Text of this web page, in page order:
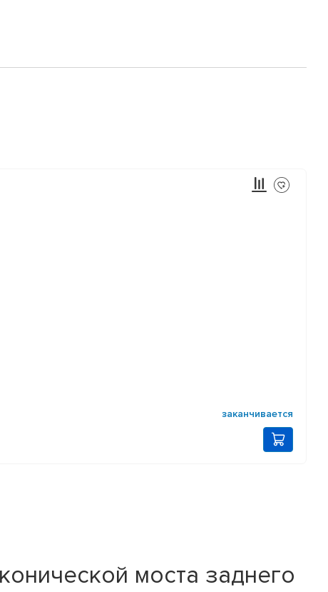
заканчивается
моста заднего